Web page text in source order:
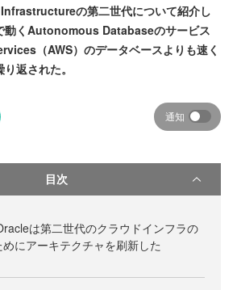
の第二世代について紹介し
動くAutonomous Databaseのサービス
（AWS）のデータベースよりも速く
返された。
通知
目次
は第二世代のクラウドインフラの
めにアーキテクチャを刷新した